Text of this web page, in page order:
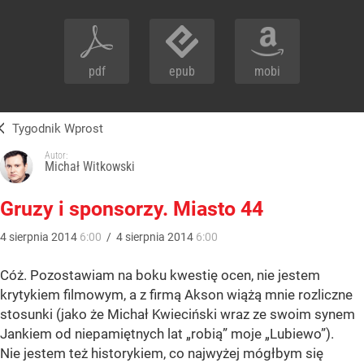
pdf epub mobi
Tygodnik Wprost
Autor:
Michał Witkowski
Gruzy i sponsorzy. Miasto 44
4 sierpnia 2014 6:00 / 4 sierpnia 2014 6:00
Cóż. Pozostawiam na boku kwestię ocen, nie jestem
krytykiem filmowym, a z firmą Akson wiążą mnie rozliczne
stosunki (jako że Michał Kwieciński wraz ze swoim synem
Jankiem od niepamiętnych lat „robią” moje „Lubiewo”).
Nie jestem też historykiem, co najwyżej mógłbym się